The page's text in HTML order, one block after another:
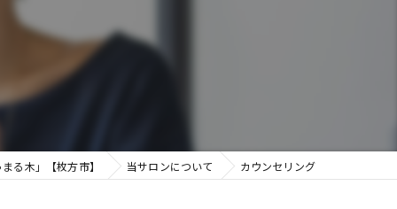
る木」【枚方市】 当サロンについて カウンセリング